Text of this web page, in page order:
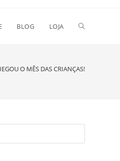
BLOG LOJA Toggle
O MÊS DAS CRIANÇAS!
Escape